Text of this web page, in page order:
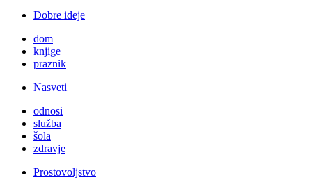
Dobre ideje
dom
knjige
praznik
Nasveti
odnosi
služba
šola
zdravje
Prostovoljstvo